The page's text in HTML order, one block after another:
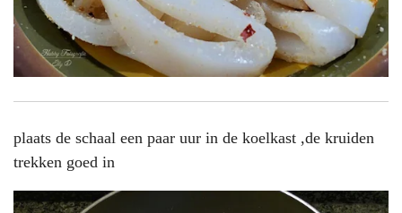
plaats de schaal een paar uur in de koelkast ,de kruiden
trekken goed in